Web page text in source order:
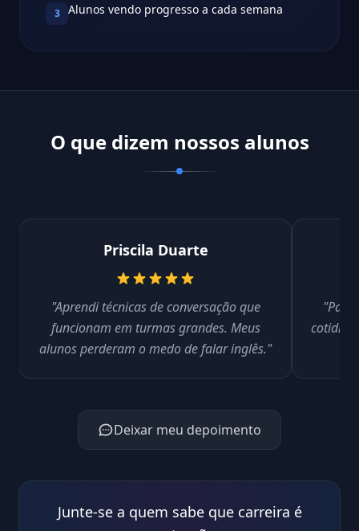
3 Alunos vendo progresso a cada semana
O que dizem nossos alunos
Priscila Duarte
"Aprendi técnicas de conversação que
funcionam em turmas grandes. Meus
alunos perderam o medo de falar inglês."
Deixar meu depoimento
Junte-se a quem sabe que carreira é